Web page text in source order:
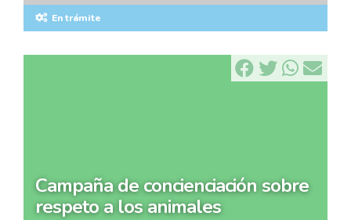
En trámite
campaña de concienciación sobre
respeto a los animales